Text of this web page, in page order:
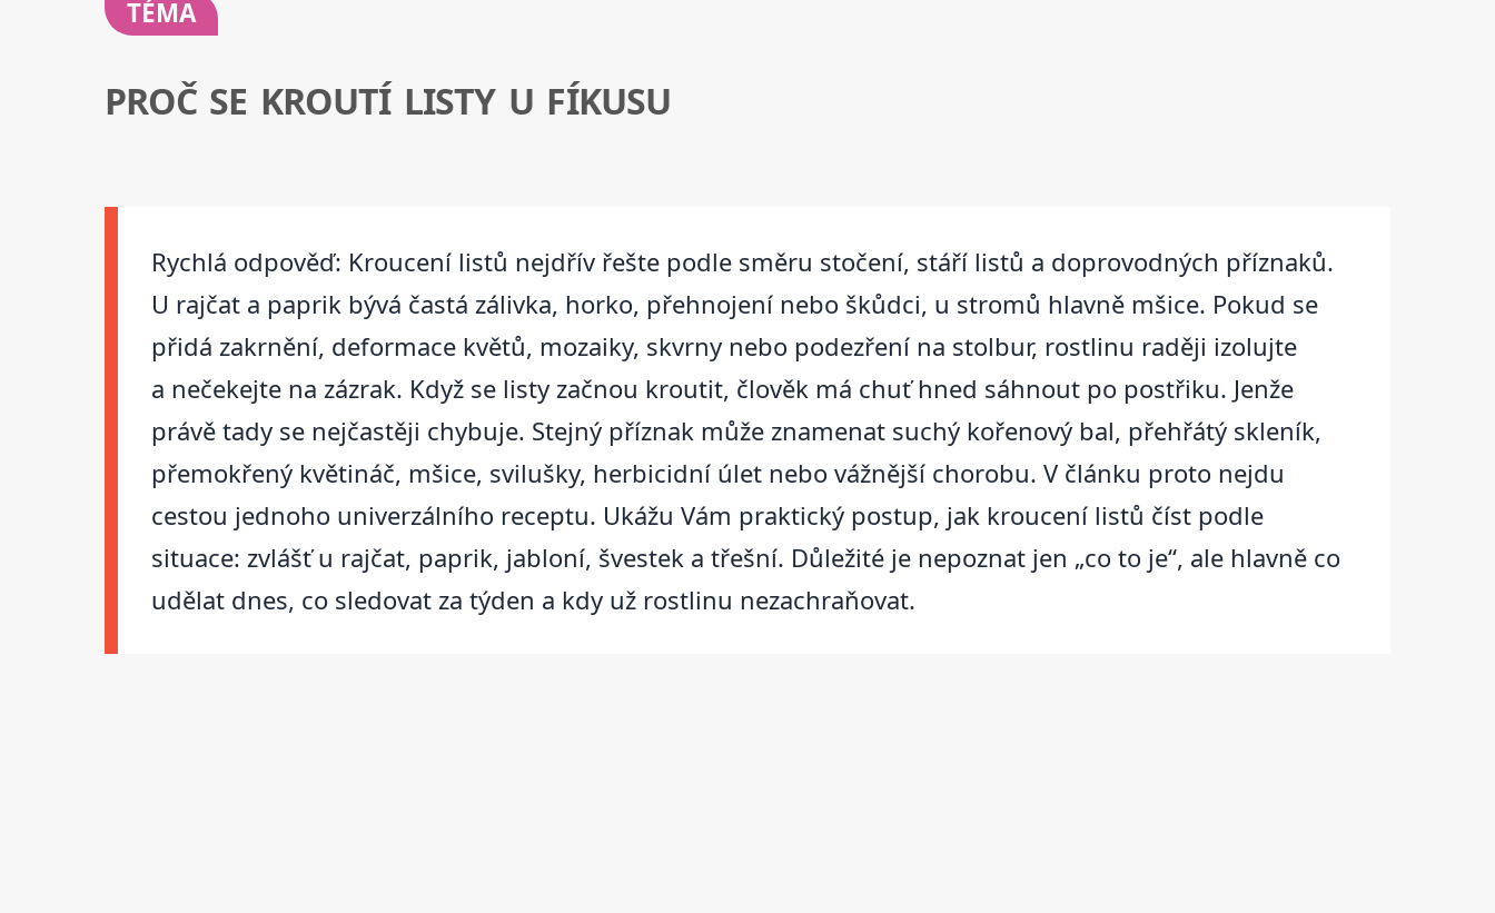
TÉMA
PROČ SE KROUTÍ LISTY U FÍKUSU
Rychlá odpověď: Kroucení listů nejdřív řešte podle směru stočení, stáří listů a doprovodných příznaků.
U rajčat a paprik bývá častá zálivka, horko, přehnojení nebo škůdci, u stromů hlavně mšice. Pokud se
přidá zakrnění, deformace květů, mozaiky, skvrny nebo podezření na stolbur, rostlinu raději izolujte
a nečekejte na zázrak. Když se listy začnou kroutit, člověk má chuť hned sáhnout po postřiku. Jenže
právě tady se nejčastěji chybuje. Stejný příznak může znamenat suchý kořenový bal, přehřátý skleník,
přemokřený květináč, mšice, svilušky, herbicidní úlet nebo vážnější chorobu. V článku proto nejdu
cestou jednoho univerzálního receptu. Ukážu Vám praktický postup, jak kroucení listů číst podle
situace: zvlášť u rajčat, paprik, jabloní, švestek a třešní. Důležité je nepoznat jen „co to je“, ale hlavně co
udělat dnes, co sledovat za týden a kdy už rostlinu nezachraňovat.